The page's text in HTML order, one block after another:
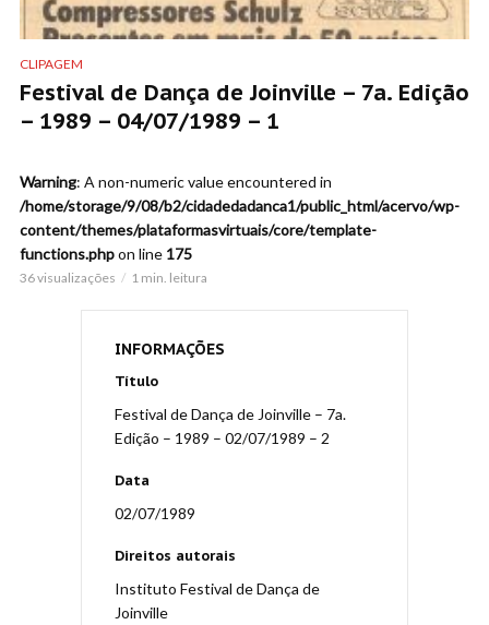
CLIPAGEM
Festival de Dança de Joinville – 7a. Edição
– 1989 – 04/07/1989 – 1
Warning: A non-numeric value encountered in
/home/storage/9/08/b2/cidadedadanca1/public_html/acervo/wp-
content/themes/plataformasvirtuais/core/template-
functions.phpon line 175
36 visualizações 1 min. leitura
INFORMAÇÕES
Título
Festival de Dança de Joinville – 7a.
Edição – 1989 – 02/07/1989 – 2
Data
02/07/1989
Direitos autorais
Instituto Festival de Dança de
Joinville